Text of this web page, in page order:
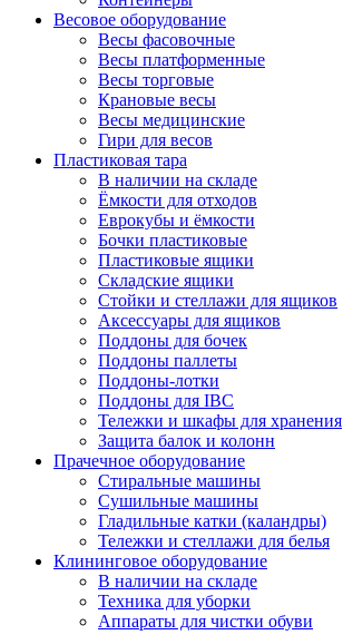
Весовое оборудование
Весы фасовочные
Весы платформенные
Весы торговые
Крановые весы
Весы медицинские
Гири для весов
Пластиковая тара
В наличии на складе
Ёмкости для отходов
Еврокубы и ёмкости
Бочки пластиковые
Пластиковые ящики
Складские ящики
Стойки и стеллажи для ящиков
Аксессуары для ящиков
Поддоны для бочек
Поддоны паллеты
Поддоны-лотки
Поддоны для IBC
Тележки и шкафы для хранения
Защита балок и колонн
Прачечное оборудование
Стиральные машины
Сушильные машины
Гладильные катки (каландры)
Тележки и стеллажи для белья
Клининговое оборудование
В наличии на складе
Техника для уборки
Аппараты для чистки обуви